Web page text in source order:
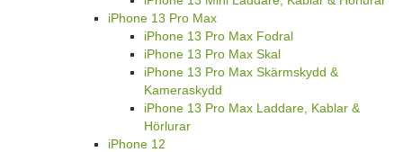
iPhone 13 Pro Max
iPhone 13 Pro Max Fodral
iPhone 13 Pro Max Skal
iPhone 13 Pro Max Skärmskydd &
Kameraskydd
iPhone 13 Pro Max Laddare, Kablar &
Hörlurar
iPhone 12